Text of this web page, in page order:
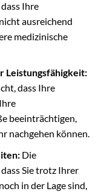
Ihre
ausreichend
medizinische
Leistungsfähigkeit:
dass Ihre
beeinträchtigen,
nachgehen können.
Die
Sie trotz Ihrer
in der Lage sind,